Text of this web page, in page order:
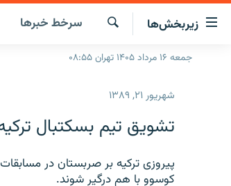
لینک‌های
قابلیت
دسترسی
زیربخش‌ها
صفحه اصلی
انتخاب کنید و بشنوید
جستجو
سرخط‌ خبرها
جمعه ۱۶ مرداد ۱۴۰۵ تهران ۰۸:۵۵
شهریور ۲۱, ۱۳۸۹
تشويق تيم بسکتبال
پيروزی ترکيه بر صربستان در
کوسوو با هم درگير شوند.